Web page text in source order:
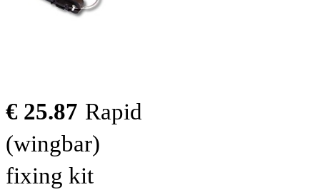
€ 25.87 Rapid
(wingbar)
fixing kit